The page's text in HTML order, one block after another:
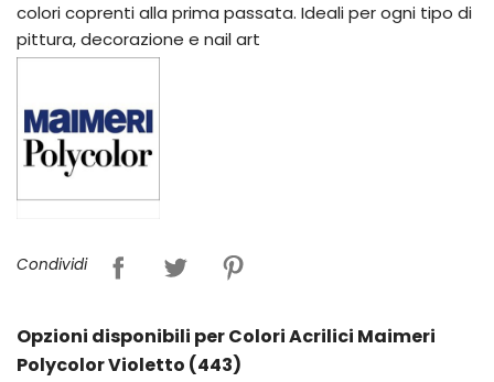
colori coprenti alla prima passata. Ideali per ogni tipo di
pittura, decorazione e nail art
Condividi
Opzioni disponibili per Colori Acrilici Maimeri
Polycolor Violetto (443)